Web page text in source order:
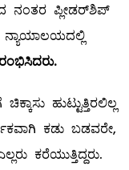
ನಂತರ ಪ್ಲೀಡರ್‌ಶಿಪ್
ಹುಟ್ಟುತ್ತಿರಲಿಲ್ಲ
ಕಡು ಬಡವರೇ,
ಕರೆಯುತ್ತಿದ್ದರು.